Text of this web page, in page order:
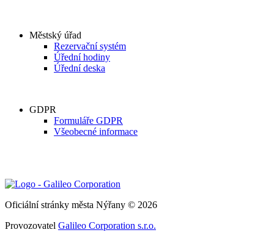
Městský úřad
Rezervační systém
Úřední hodiny
Úřední deska
GDPR
Formuláře GDPR
Všeobecné informace
Oficiální stránky města Nýřany © 2026
Provozovatel Galileo Corporation s.r.o.